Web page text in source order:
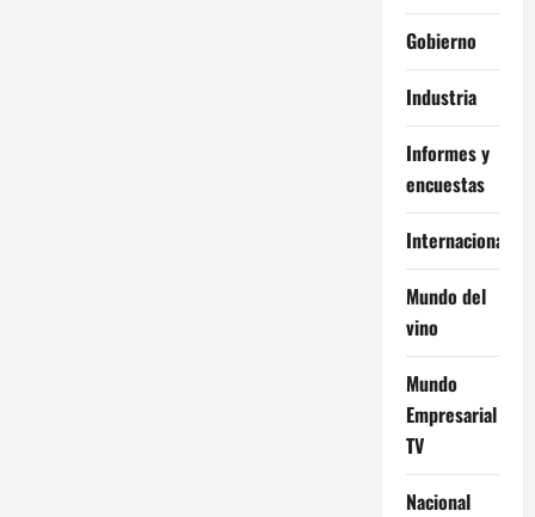
Gobierno
Industria
Informes y
encuestas
Internacional
Mundo del
vino
Mundo
Empresarial
TV
Nacional